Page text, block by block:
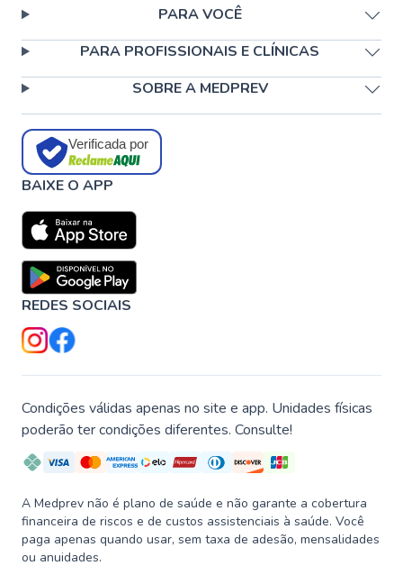
PARA VOCÊ
PARA PROFISSIONAIS E CLÍNICAS
SOBRE A MEDPREV
Verificada por
BAIXE O APP
REDES SOCIAIS
Condições válidas apenas no site e app. Unidades físicas
poderão ter condições diferentes. Consulte!
A Medprev não é plano de saúde e não garante a cobertura
financeira de riscos e de custos assistenciais à saúde. Você
paga apenas quando usar, sem taxa de adesão, mensalidades
ou anuidades.